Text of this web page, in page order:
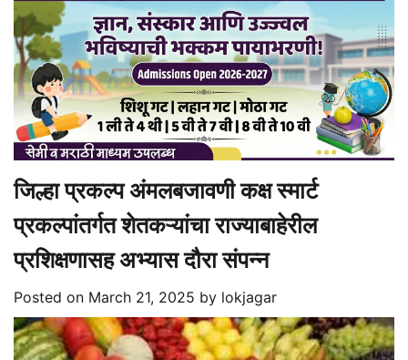
जिल्हा प्रकल्प अंमलबजावणी कक्ष स्मार्ट
प्रकल्पांतर्गत शेतकऱ्यांचा राज्याबाहेरील
प्रशिक्षणासह अभ्यास दौरा संपन्न
Posted on March 21, 2025 by lokjagar